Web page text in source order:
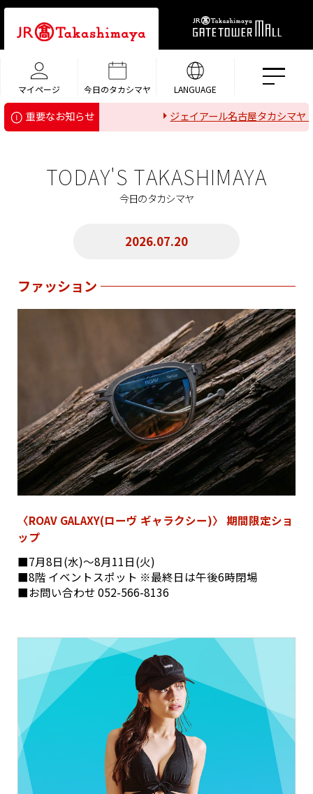
マイページ 今日のタカシマヤ LANGUAGE
重要なお知らせ ジェイアール名古屋タカシマヤ
TODAY'S TAKASHIMAYA
今日のタカシマヤ
2026.07.20
ファッション
〈ROAV GALAXY(ローヴ ギャラクシー)〉 期間限定ショ
ップ
■7月8日(水)〜8月11日(火)
■8階 イベントスポット ※最終日は午後6時閉場
■お問い合わせ 052-566-8136